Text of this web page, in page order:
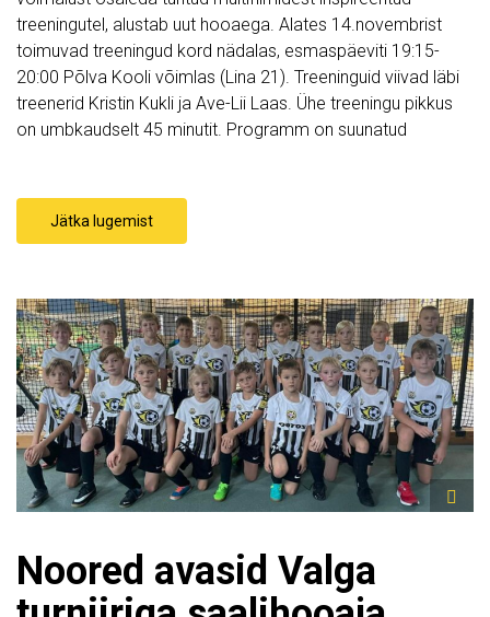
treeningutel, alustab uut hooaega. Alates 14.novembrist
toimuvad treeningud kord nädalas, esmaspäeviti 19:15-
20:00 Põlva Kooli võimlas (Lina 21). Treeninguid viivad läbi
treenerid Kristin Kukli ja Ave-Lii Laas. Ühe treeningu pikkus
on umbkaudselt 45 minutit. Programm on suunatud
Jätka lugemist
Noored avasid Valga